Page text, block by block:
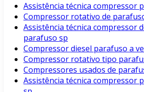
Assistência técnica compressor
Compressor rotativo de
Assistência técnica compressor
parafuso sp
Compressor diesel parafuso a
Compressor rotativo tipo
Compressores usados de
Assistência técnica compressor